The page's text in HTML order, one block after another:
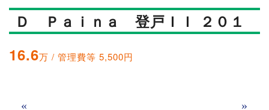
Ｄ Ｐａｉｎａ 登戸ＩＩ ２０１
16.6万 / 管理費等 5,500円
« »